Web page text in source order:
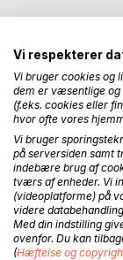
his chief
namely the
complementary
It is empirical
anarchy in
Popper. It is
logics of
structural
To capture the
imported the
Vi respekterer
Vi bruger cookies og
dem er væsentlige og
(f.eks. cookies eller
hvor ofte vores
Vi bruger
på serversiden samt
indebære brug af
tværs af enheder. Vi
(videoplatforme) på
videre
Med din indstilling
ovenfor. Du kan
(Hæftelse og